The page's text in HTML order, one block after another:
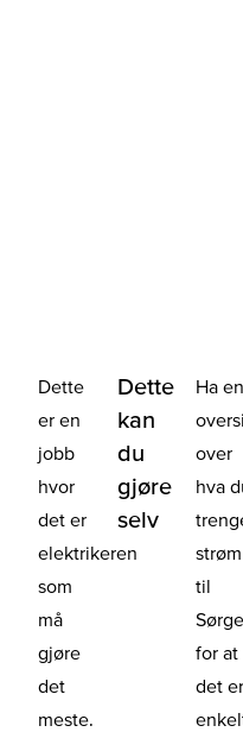
Dette
er en
jobb
hvor
det er
elektrikeren
som
må
gjøre
det
meste.
Dette
kan
du
gjøre
selv
Ha en
over
hva
strøm
til
Sørge
for at
det er